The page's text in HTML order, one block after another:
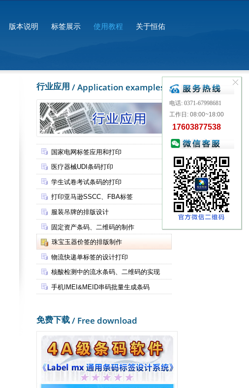
版本说明 标签展示 使用教程 关于恒佑
行业应用 / Application examples
国家电网标签应用和打印
医疗器械UDI条码打印
学生试卷考试条码的打印
打印亚马逊SSCC、FBA标签
服装吊牌的排版设计
固定资产条码、二维码的制作
珠宝玉器价签的排版制作
物流快递单标签的设计打印
核酸检测中的流水条码、二维码的实现
手机IMEI&MEID串码批量生成条码
免费下载/ Free download
电话: 0371-67998681
工作日: 08:00~18:00
17603877538